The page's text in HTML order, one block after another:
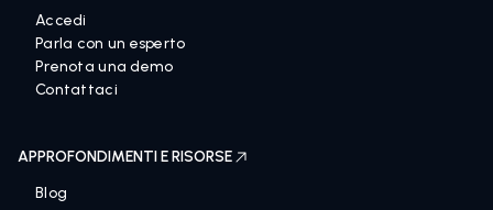
Accedi
Parla con un esperto
Prenota una demo
Contattaci
APPROFONDIMENTI E RISORSE
Blog